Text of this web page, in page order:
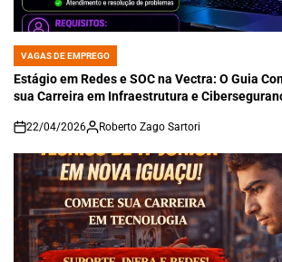
POSTED
IN
VAGAS DE EMPREGO
Estágio em Redes e SOC na Vectra: O Guia
sua Carreira em Infraestrutura e
on
22/04/2026 Roberto Zago Sartori